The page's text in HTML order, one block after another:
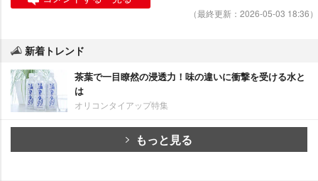
（最終更新：2026-05-03 18:36）
新着トレンド
茶葉で一目瞭然の浸透力！味の違いに衝撃を受ける水と
は
オリコンタイアップ特集
もっと見る